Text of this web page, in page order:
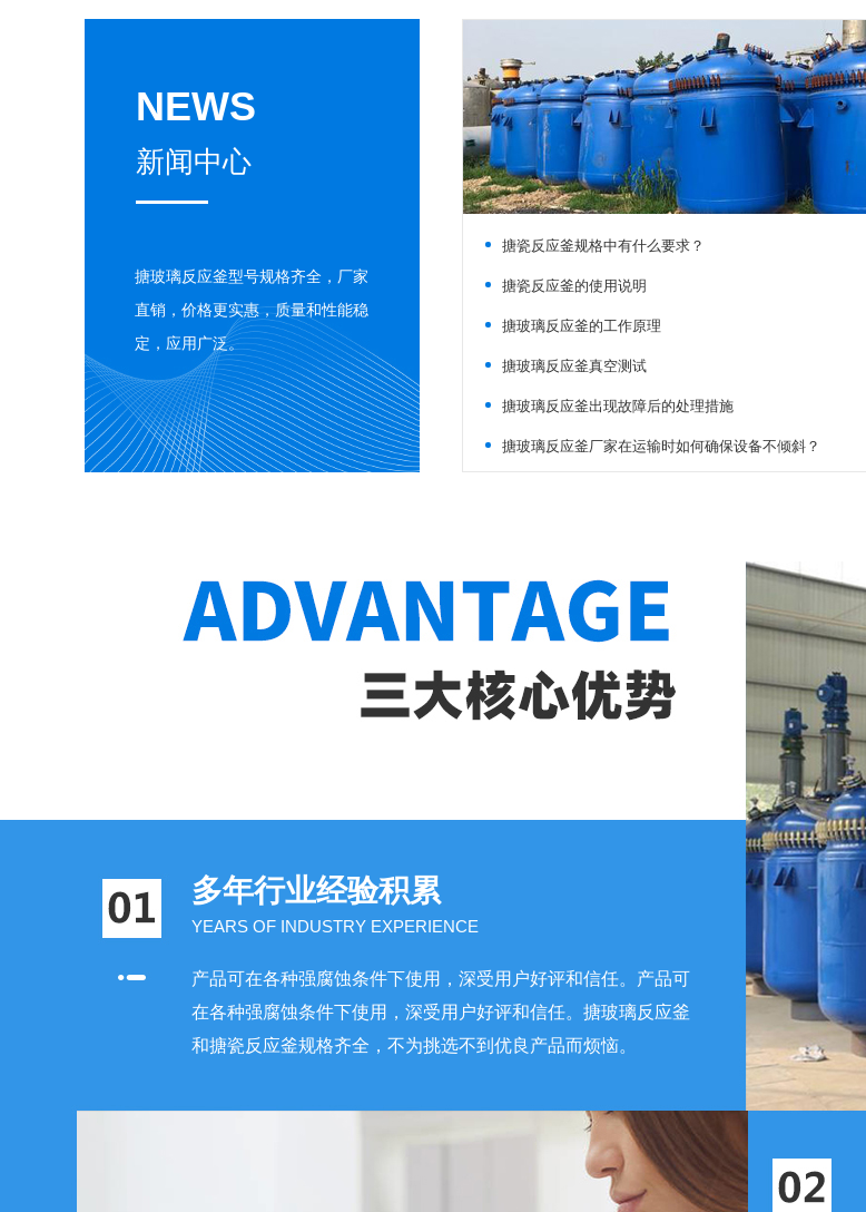
NEWS
新闻中心
搪玻璃反应釜型号规格齐全，厂家
直销，价格更实惠，质量和性能稳
定，应用广泛。
搪瓷反应釜规格中有什么要求？
搪瓷反应釜的使用说明
搪玻璃反应釜的工作原理
搪玻璃反应釜真空测试
搪玻璃反应釜出现故障后的处理措施
搪玻璃反应釜厂家在运输时如何确保设备不倾斜？
多年行业经验积累
YEARS OF INDUSTRY EXPERIENCE
产品可在各种强腐蚀条件下使用，深受用户好评和信任。产品可
在各种强腐蚀条件下使用，深受用户好评和信任。搪玻璃反应釜
和搪瓷反应釜规格齐全，不为挑选不到优良产品而烦恼。